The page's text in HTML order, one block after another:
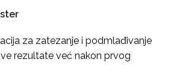
za zatezanje i podmlađivanje
rezultate već nakon prvog